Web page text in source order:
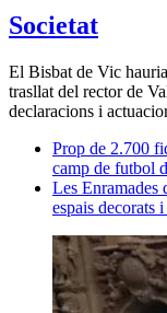
Societat
El Bisbat de Vic
trasllat del rector de
declaracions i
Prop de 2.700
camp de futbol
Les Enramades
espais decorats